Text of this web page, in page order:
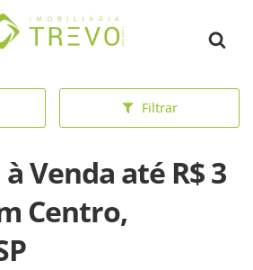
inicial
Filtrar
Venda até R$ 3
Centro,